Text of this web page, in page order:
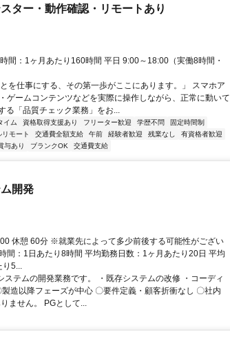
ター・動作確認・リモートあり
間：1ヶ月あたり160時間 平日 9:00～18:00（実働8時間・
を仕事にする、その第一歩がここにあります。」 スマホア
ゲームコンテンツなどを実際に操作しながら、正常に動いて
る「品質チェック業務」をお...
イム 資格取得支援あり フリーター歓迎 学歴不問
固定時間制
リモート 交通費全額支給 午前 経験者歓迎 残業なし
有資格者歓迎
与あり ブランクOK 交通費支給
開発
休憩 60分 ※就業先によって多少前後する可能性がござい
間：1日あたり8時間 平均勤務日数：1ヶ月あたり20日 平均
り5...
ステムの開発業務です。 ・既存システムの改修 ・コーディ
造以降フェーズが中心 〇要件定義・顧客折衝なし 〇社内
ません。 PGとして...